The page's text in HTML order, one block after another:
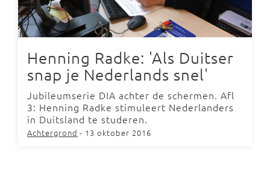
Henning Radke: 'Als Duitser
snap je Nederlands snel'
Jubileumserie DIA achter de schermen. Afl
3: Henning Radke stimuleert Nederlanders
in Duitsland te studeren.
Achtergrond - 13 oktober 2016